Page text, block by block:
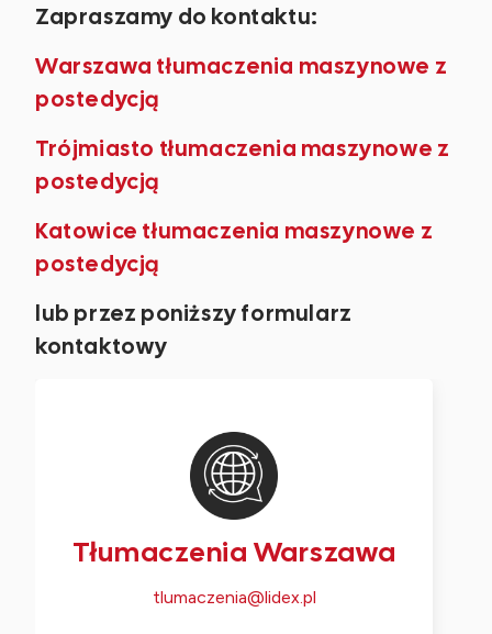
Zapraszamy do kontaktu:
Warszawa tłumaczenia maszynowe z
postedycją
Trójmiasto tłumaczenia maszynowe z
postedycją
Katowice tłumaczenia maszynowe z
postedycją
lub przez poniższy formularz
kontaktowy
Tłumaczenia Warszawa
tlumaczenia@lidex.pl